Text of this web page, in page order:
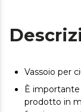
Vassoio per
È
prodotto in